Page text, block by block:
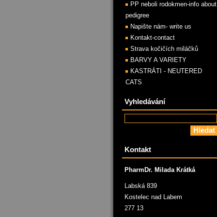
PP neboli rodokmen-info about
pedigree
Napište nám- write us
Kontakt-contact
Strava kočičích miláčků
BARVY A VARIETY
KASTRÁTI - NEUTERED
CATS
Vyhledávání
Kontakt
PharmDr. Milada Krátká
Labská 839
Kostelec nad Labem
277 13